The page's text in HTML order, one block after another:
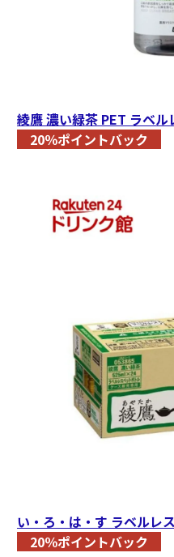
綾鷹 濃い緑茶 PET ラベ
20％ポイントバック
い・ろ・は・す ラベルレ
20％ポイントバック